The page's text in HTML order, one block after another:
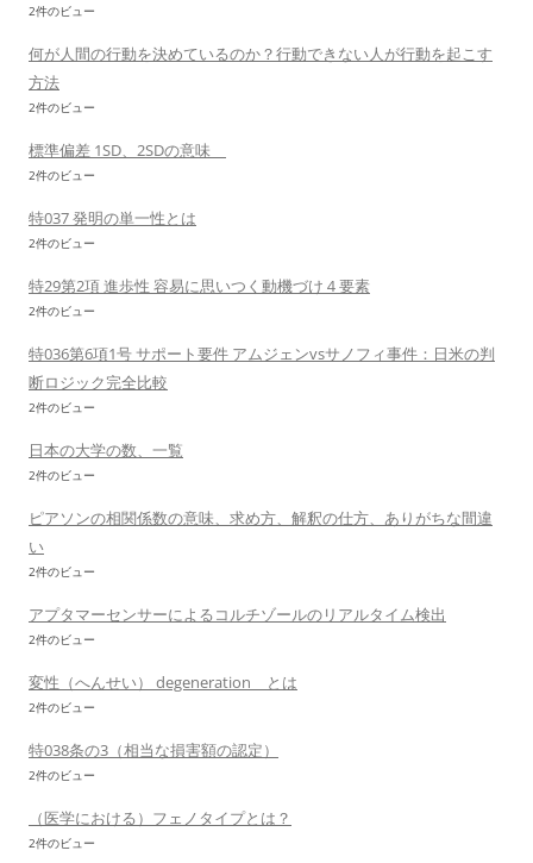
2件のビュー
何が人間の行動を決めているのか？行動できない人が行動を起こす
方法
2件のビュー
標準偏差 1SD、2SDの意味
2件のビュー
特037 発明の単一性とは
2件のビュー
特29第2項 進歩性 容易に思いつく動機づけ４要素
2件のビュー
特036第6項1号 サポート要件 アムジェンvsサノフィ事件：日米の判
断ロジック完全比較
2件のビュー
日本の大学の数、一覧
2件のビュー
ピアソンの相関係数の意味、求め方、解釈の仕方、ありがちな間違
い
2件のビュー
アプタマーセンサーによるコルチゾールのリアルタイム検出
2件のビュー
変性（へんせい） degeneration とは
2件のビュー
特038条の3（相当な損害額の認定）
2件のビュー
（医学における）フェノタイプとは？
2件のビュー